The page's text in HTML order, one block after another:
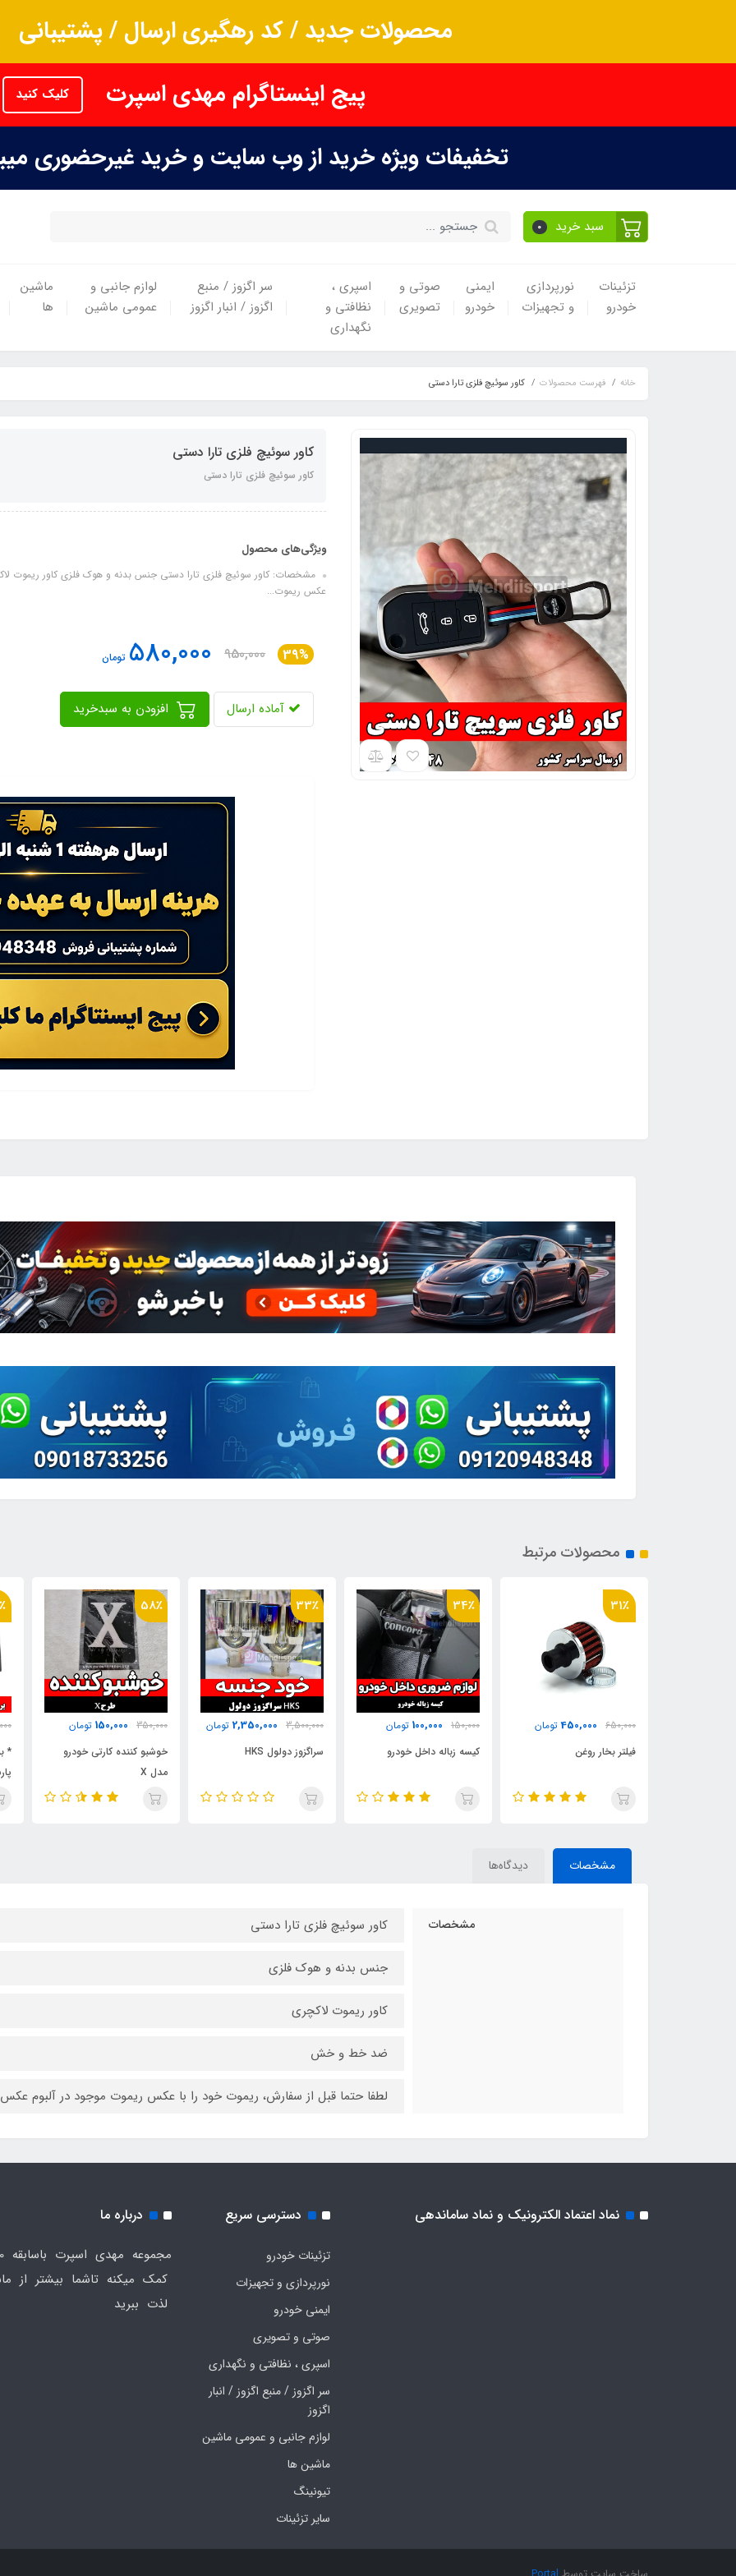
محصولات جدید / کد رهگیری ارسال / پشتیبانی
پیج اینستاگرام مهدی اسپرت کلیک کنید
تخفیفات ویژه خرید از وب سایت و خرید غیرحضوری
سبد خرید 0
تزئینات
خودرو
نورپردازی
و تجهیزات
ایمنی
خودرو
صوتی و
تصویری
اسپری ،
نظافتی و
نگهداری
سر اگزوز / منبع
اگزوز / انبار اگزوز
لوازم جانبی و
عمومی ماشین
ماشین
ها
خانه فهرست محصولات کاور سوئیچ فلزی تارا دستی
کاور سوئیچ فلزی تارا دستی
کاور سوئیچ فلزی تارا دستی
ویژگی‌های محصول
مشخصات: کاور سوئیچ فلزی تارا دستی جنس بدنه و هوک فلزی کاور ریموت
عکس ریموت...
39%
950,000
580,000 تومان
آماده ارسال
محصولات مرتبط
31٪
650,000
450,000 تومان
فیلتر بخار روغن
34٪
150,000
100,000 تومان
کیسه زباله داخل خودرو
33٪
3,500,000
2,350,000 تومان
سراگزوز دولول HKS
58٪
350,000
150,000 تومان
خوشبو کننده کارتی خودرو
مدل X
*
مشخصات دیدگاه‌ها
مشخصات کاور سوئیچ فلزی تارا دستی
جنس بدنه و هوک فلزی
کاور ریموت لاکچری
ضد خط و خش
لطفا حتما قبل از سفارش، ریموت خود را با عکس ریموت موجود در آلبوم
نماد اعتماد الکترونیک و نماد ساماندهی دسترسی سریع
تزئینات خودرو
نورپردازی و تجهیزات
ایمنی خودرو
صوتی و تصویری
اسپری ، نظافتی و نگهداری
سر اگزوز / منبع اگزوز / انبار
اگزوز
لوازم جانبی و عمومی ماشین
ماشین ها
تیونینگ
سایر تزئینات
درباره ما
کمک میکنه تاشما بیشتر از
لذت ببرید